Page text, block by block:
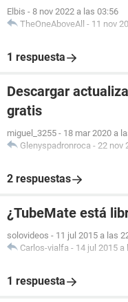
Elbis - 8 nov 2022 a las 03:56
TheOneAboveAll - 11 nov
1 respuesta
Descargar
gratis
miguel_3255 - 18 mar 2020 a
Glenyspadronroca - 22 nov
2 respuestas
¿TubeMate está
solovideos - 11 jul 2015 a las
Carlos-vialfa - 14 jul 2015 a
1 respuesta